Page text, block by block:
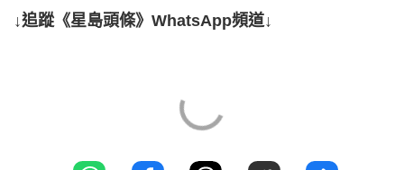
↓追蹤《星島頭條》WhatsApp頻道↓